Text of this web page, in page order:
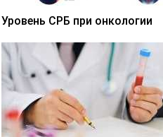
Уровень СРБ при онкологии